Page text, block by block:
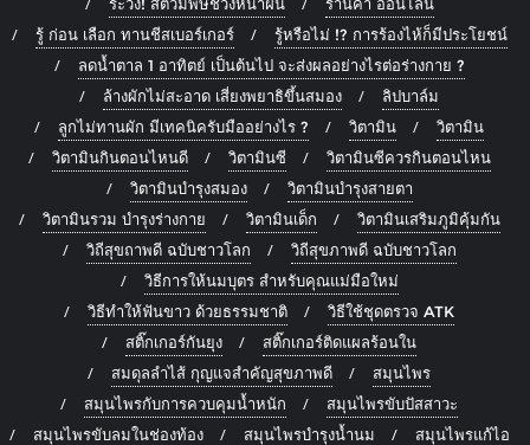
รู้ ก่อน เลือก ทานชีสเบอร์เกอร์
รู้หรือไม่ !? การร้องไห้ก็มีประโยชน์
ลดน้ำตาล 1 อาทิตย์ เป็นต้นไป จะส่งผลอย่างไรต่อร่างกาย ?
ล้างผักไม่สะอาด เสี่ยงพยาธิขึ้นสมอง
ลิปบาล์ม
ลูกไม่ทานผัก มีเทคนิครับมืออย่างไร ?
วิตามิน
วิตามิน
วิตามินกินตอนไหนดี
วิตามินซี
วิตามินซีควรกินตอนไหน
วิตามินบำรุงสมอง
วิตามินบำรุงสายตา
วิตามินรวม บำรุงร่างกาย
วิตามินเด็ก
วิตามินเสริมภูมิคุ้มกัน
วิถีสุขถาพดี ฉบับชาวโลก
วิถีสุขภาพดี ฉบับชาวโลก
วิธีการให้นมบุตร สำหรับคุณแม่มือใหม่
วิธีทำให้ฟันขาว ด้วยธรรมชาติ
วิธีใช้ชุดตรวจ ATK
สติ๊กเกอร์กันยุง
สติ๊กเกอร์ติดแผลร้อนใน
สมดุลลำไส้ กุญแจสำคัญสุขภาพดี
สมุนไพร
สมุนไพรกับการควบคุมน้ำหนัก
สมุนไพรขับปัสสาวะ
สมุนไพรขับลมในช่องท้อง
สมุนไพรบำรุงน้ำนม
สมุนไพรแก้ไอ